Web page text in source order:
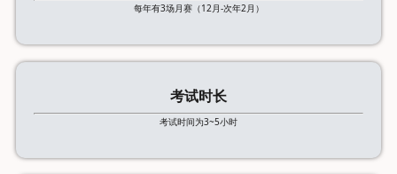
每年有3场月赛（12月-次年2月）
考试时长
考试时间为3~5小时